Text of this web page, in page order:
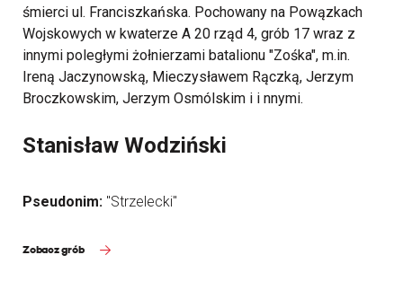
śmierci ul. Franciszkańska. Pochowany na Powązkach
Wojskowych w kwaterze A 20 rząd 4, grób 17 wraz z
innymi poległymi żołnierzami batalionu "Zośka", m.in.
Ireną Jaczynowską, Mieczysławem Rączką, Jerzym
Broczkowskim, Jerzym Osmólskim i i nnymi.
Stanisław Wodziński
Pseudonim: "Strzelecki"
Zobacz grób